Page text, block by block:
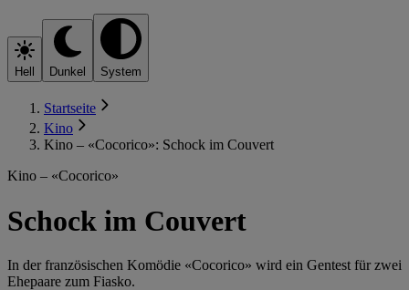
Hell Dunkel System
Startseite
Kino
Kino – «Cocorico»: Schock im Couvert
Kino – «Cocorico»
Schock im Couvert
In der französischen Komödie «Cocorico» wird ein Gentest für zwei
Ehepaare zum Fiasko.